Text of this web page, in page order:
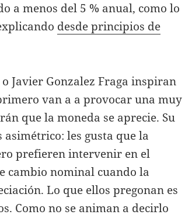
a menos del 5 % anual, como lo
desde principios de
Javier Gonzalez Fraga inspiran
van a a provocar una muy
que la moneda se aprecie. Su
les gusta que la
prefieren intervenir en el
cambio nominal cuando la
Lo que ellos pregonan es
Como no se animan a decirlo